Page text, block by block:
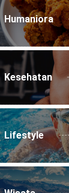
Humaniora
Kesehatan
Lifestyle